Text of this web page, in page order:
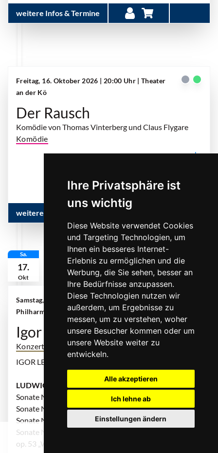
Ihre Privatsphäre ist
uns wichtig
Diese Website verwendet Cookies
und Targeting Technologien, um
Ihnen ein besseres Internet-
Erlebnis zu ermöglichen und die
Werbung, die Sie sehen, besser an
Ihre Bedürfnisse anzupassen.
Diese Technologien nutzen wir
außerdem, um Ergebnisse zu
messen, um zu verstehen, woher
unsere Besucher kommen oder um
unsere Website weiter zu
entwickeln.
Alle akzeptieren
Ich lehne ab
Einstellungen ändern
weitere Infos & Termine
Freitag, 16. Oktober 2026 | 20:00 Uhr | Theater
an der Kö
Der Rausch
Komödie von Thomas Vinterberg und Claus Flygare
Komödie
... mehr
weitere Infos & Termine
Sa.
17.
Okt
Samstag, 17. Oktober 2026 | 19:00 Uhr |
Philharmonie Essen, Alfried Krupp Saal
Igor Levit - Alles Beethoven I
Konzert
IGOR LEVIT: Klavier
LUDWIG VAN BEETHOVEN
Sonate Nr. 1 f-Moll für Klavier, op. 2 Nr. 1
Sonate Nr. 12 As-Dur für Klavier, op. 26
Sonate Nr. 25 G-Dur für Klavier, op. 79
Sonate Nr. 21 C-Dur für Klavier,
op. 53 „Waldstein“